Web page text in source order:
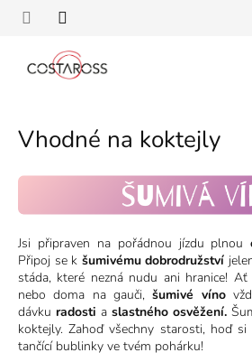
Přejít
Vhodné na koktejly
Jsi připraven na pořádnou jízdu plnou
Připoj se k šumivému dobrodružství
stáda, které nezná nudu ani hranice!
nebo doma na gauči, šumivé víno
dávku radosti a slastného osvěžení.
koktejly. Zahoď všechny starosti, hoď
tančící bublinky ve tvém pohárku!